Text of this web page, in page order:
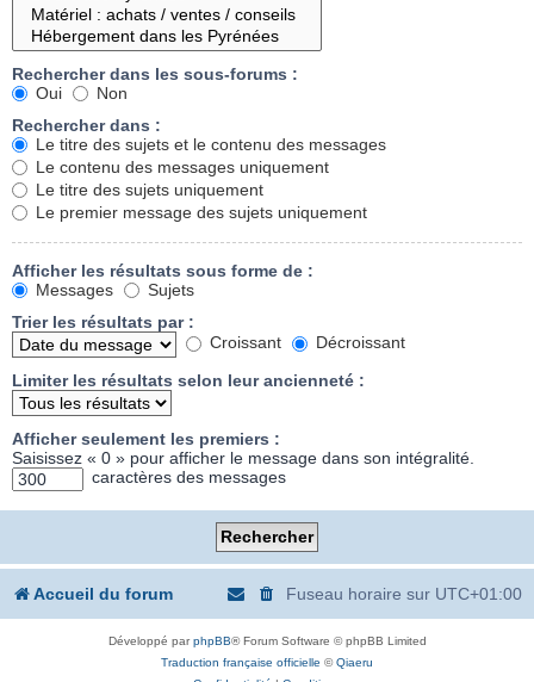
Rechercher dans les sous-forums :
Oui
Non
Rechercher dans :
Le titre des sujets et le contenu des messages
Le contenu des messages uniquement
Le titre des sujets uniquement
Le premier message des sujets uniquement
Afficher les résultats sous forme de :
Messages
Sujets
Trier les résultats par :
Croissant
Décroissant
Limiter les résultats selon leur ancienneté :
Afficher seulement les premiers :
Saisissez « 0 » pour afficher le message dans son intégralité.
caractères des messages
Accueil du forum Fuseau horaire sur UTC+01:00
Développé parphpBB® Forum Software © phpBB Limited
Traduction française officielle ©Qiaeru